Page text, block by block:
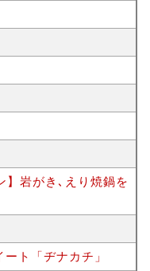
】岩がき､えり焼鍋を
ト「ヂナカチ」